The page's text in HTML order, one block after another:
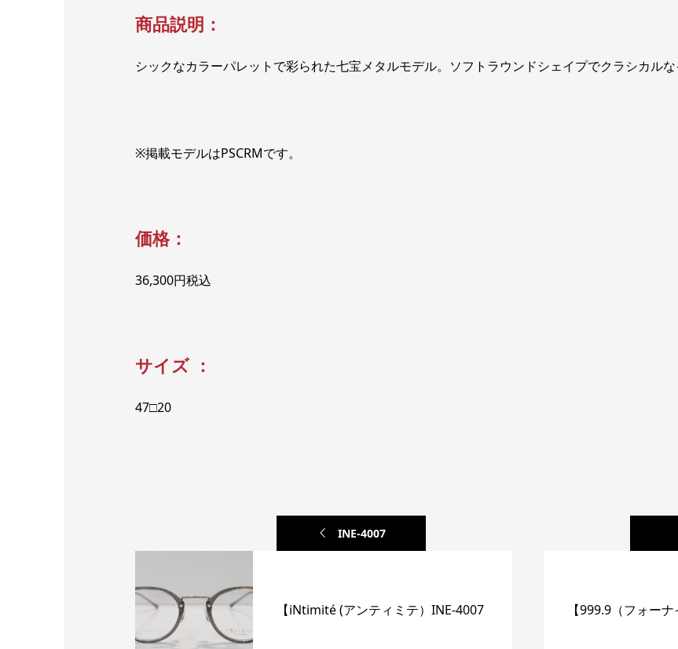
商品説明：
シックなカラーパレットで彩られた七宝メタルモデル。ソフトラウンドシェイプでクラシカルな
※掲載モデルはPSCRMです。
価格：
36,300円税込
サイズ ：
47□20
INE-4007
【iNtimité (アンティミテ）INE-4007 【999.9（フォー